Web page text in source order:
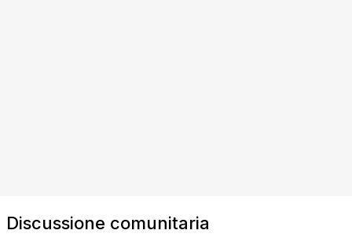
Discussione comunitaria